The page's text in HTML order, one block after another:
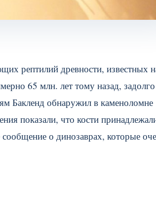
рептилий древности, известных
65 млн. лет тому назад,
Бакленд обнаружил в каменоломне
показали, что кости
о динозаврах, которые